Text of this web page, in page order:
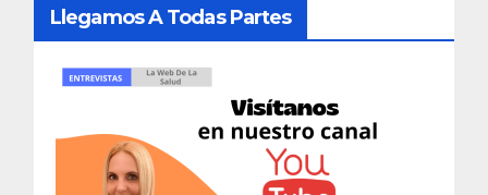
Llegamos A Todas Partes